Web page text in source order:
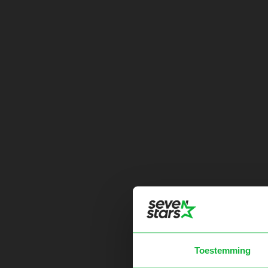
Toestemming